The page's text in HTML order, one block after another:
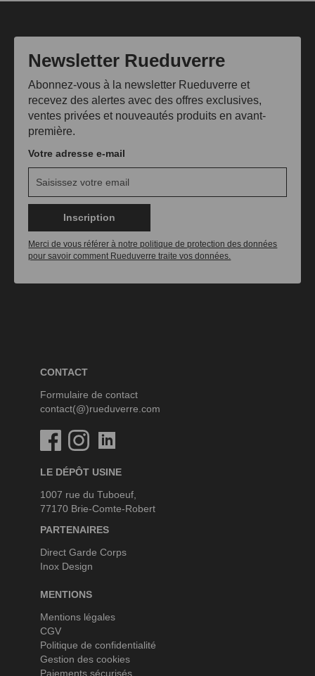
Newsletter Rueduverre
Abonnez-vous à la newsletter Rueduverre et
recevez des alertes avec des offres exclusives,
ventes privées et nouveautés produits en avant-
première.
Votre adresse e-mail
Inscription
Merci de vous référer à notre politique de protection des données
pour savoir comment Rueduverre traite vos données.
CONTACT
Formulaire de contact
contact(@)rueduverre.com
FacebookInstagram
LE DÉPÔT USINE
1007 rue du Tuboeuf,
77170 Brie-Comte-Robert
PARTENAIRES
Direct Garde Corps
Inox Design
MENTIONS
Mentions légales
CGV
Politique de confidentialité
Gestion des cookies
Paiements sécurisés